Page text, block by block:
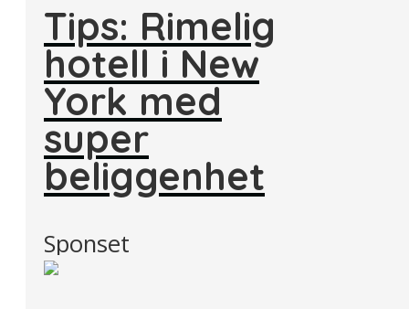
Tips: Rimelig
hotell i New
York med
super
beliggenhet
Sponset